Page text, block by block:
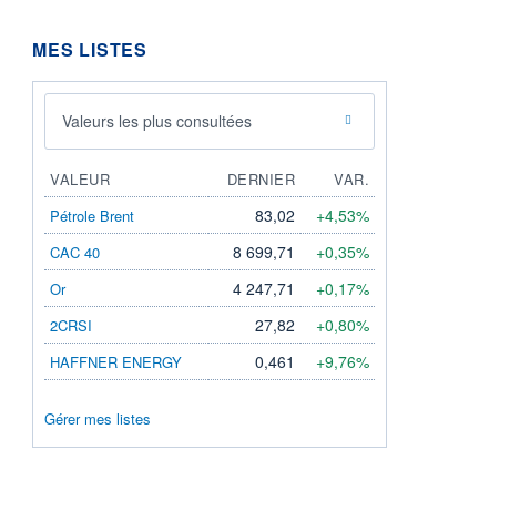
MES LISTES
Valeurs les plus consultées
VALEUR DERNIER
VAR.
Pétrole Brent
83,02 +4,53%
CAC 40 8 699,71 +0,35%
Or 4 247,71 +0,17%
2CRSI 27,82 +0,80%
HAFFNER ENERGY 0,461 +9,76%
Gérer mes listes